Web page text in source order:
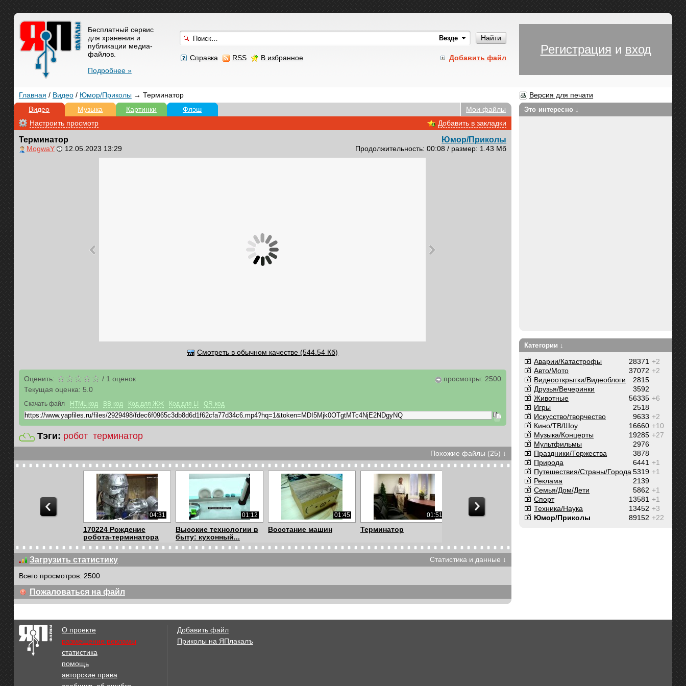
Найти
Добавить файл
Справка RSS В избранное
Бесплатный сервис
для хранения и
публикации медиа-
файлов.
Подробнее »
Регистрация и вход
Главная / Видео/ Юмор/Приколы→ Терминатор
Версия для печати
Видео
Музыка Картинки Флэш
Мои файлы
Настроить просмотр
Добавить в закладки
Терминатор
MogwaY 12.05.2023 13:29
Юмор/Приколы
Продолжительность: 00:08 / размер: 1.43 Мб
Смотреть в обычном качестве (544.54 Кб)
Оценить: / 1 оценок
Текущая оценка: 5.0
просмотры: 2500
Скачать файл HTML код BB-код Код для ЖЖ Код для LI QR-код
Тэги: робот терминатор
Похожие файлы (25) ↓
04:31
170224 Рождение
робота-терминатора
01:12
Высокие технологии в
быту: кухонный...
01:45
Восстание машин
01:51
Терминатор
3 файл(ов)
Робот-шар!
03:23
Суррогаты
09:51
Робот "Титан" -3
03:53
Секретная миссия
робот
Загрузить статистику
Статистика и данные ↓
Всего просмотров: 2500
Пожаловаться на файл
Это интересно ↓
Категории ↓
+2
28371
Аварии/Катастрофы
+2
37072
Авто/Мото
2815
Видеооткрытки/Видеоблоги
3592
Друзья/Вечеринки
+6
56335
Животные
2518
Игры
+2
9633
Искусство/творчество
+10
16660
Кино/ТВ/Шоу
+27
19285
Музыка/Концерты
2976
Мультфильмы
3878
Праздники/Торжества
+1
6441
Природа
+1
5319
Путешествия/Cтраны/Города
2139
Реклама
+1
5862
Семья/Дом/Дети
+1
13581
Спорт
+3
13452
Техника/Наука
+22
89152
Юмор/Приколы
О проекте
размещение рекламы
статистика
помощь
авторские права
Добавить файл
Приколы на ЯПлакалъ